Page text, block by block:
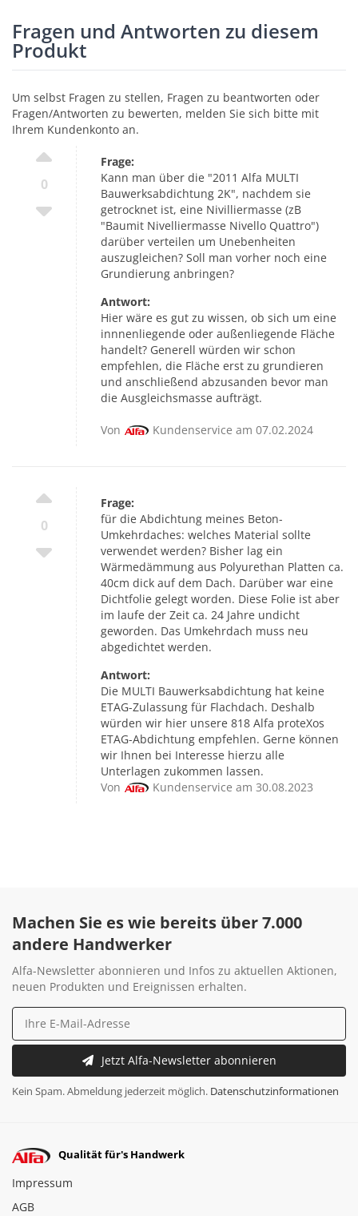
Fragen und Antworten zu diesem
Produkt
Um selbst Fragen zu stellen, Fragen zu beantworten oder
Fragen/Antworten zu bewerten, melden Sie sich bitte mit
Ihrem Kundenkonto an.
0
Frage:
Kann man über die "2011 Alfa MULTI
Bauwerksabdichtung 2K", nachdem sie
getrocknet ist, eine Nivilliermasse (zB
"Baumit Nivelliermasse Nivello Quattro")
darüber verteilen um Unebenheiten
auszugleichen? Soll man vorher noch eine
Grundierung anbringen?
Antwort:
Hier wäre es gut zu wissen, ob sich um eine
innnenliegende oder außenliegende Fläche
handelt? Generell würden wir schon
empfehlen, die Fläche erst zu grundieren
und anschließend abzusanden bevor man
die Ausgleichsmasse aufträgt.
Von Kundenservice am 07.02.2024
0
Frage:
für die Abdichtung meines Beton-
Umkehrdaches: welches Material sollte
verwendet werden? Bisher lag ein
Wärmedämmung aus Polyurethan Platten ca.
40cm dick auf dem Dach. Darüber war eine
Dichtfolie gelegt worden. Diese Folie ist aber
im laufe der Zeit ca. 24 Jahre undicht
geworden. Das Umkehrdach muss neu
abgedichtet werden.
Antwort:
Die MULTI Bauwerksabdichtung hat keine
ETAG-Zulassung für Flachdach. Deshalb
würden wir hier unsere 818 Alfa proteXos
ETAG-Abdichtung empfehlen. Gerne können
wir Ihnen bei Interesse hierzu alle
Unterlagen zukommen lassen.
Von
Kundenservice am 30.08.2023
Machen Sie es wie bereits über 7.000
andere Handwerker
Alfa-Newsletter abonnieren und Infos zu aktuellen Aktionen,
neuen Produkten und Ereignissen erhalten.
Jetzt Alfa-Newsletter abonnieren
Kein Spam. Abmeldung jederzeit möglich. Datenschutzinformationen
Qualität für's Handwerk
Impressum
AGB